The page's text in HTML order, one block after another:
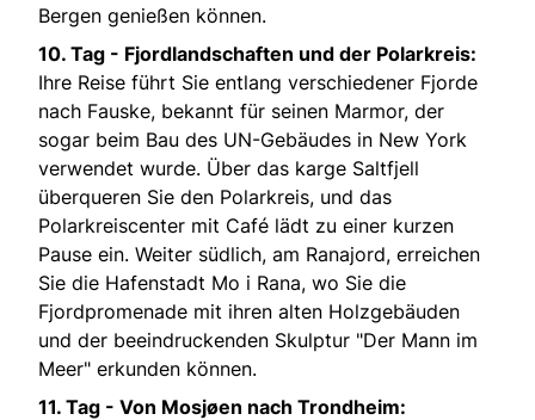
Bergen genießen können.
10. Tag - Fjordlandschaften und der Polarkreis:
Ihre Reise führt Sie entlang verschiedener Fjorde
nach Fauske, bekannt für seinen Marmor, der
sogar beim Bau des UN-Gebäudes in New York
verwendet wurde. Über das karge Saltfjell
überqueren Sie den Polarkreis, und das
Polarkreiscenter mit Café lädt zu einer kurzen
Pause ein. Weiter südlich, am Ranajord, erreichen
Sie die Hafenstadt Mo i Rana, wo Sie die
Fjordpromenade mit ihren alten Holzgebäuden
und der beeindruckenden Skulptur "Der Mann im
Meer" erkunden können.
11. Tag - Von Mosjøen nach Trondheim: